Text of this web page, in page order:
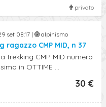
privato
set 08:17 | alpinismo
ragazzo CMP MID, n 37
trekking CMP MID numero
in OTTIME ...
30 €